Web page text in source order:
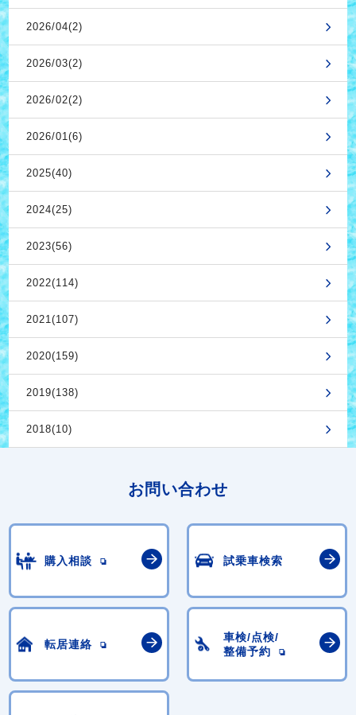
2026/04(2)
2026/03(2)
2026/02(2)
2026/01(6)
2025(40)
2024(25)
2023(56)
2022(114)
2021(107)
2020(159)
2019(138)
2018(10)
お問い合わせ
購入相談 試乗車検索
転居連絡
車検/点検/
整備予約